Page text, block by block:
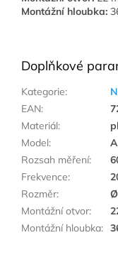
Montážní hloubka:
Doplňkové
Kategorie:
EAN:
Materiál:
Model:
Rozsah měření:
Frekvence:
Rozměr:
Montážní otvor:
Montážní hloubka: